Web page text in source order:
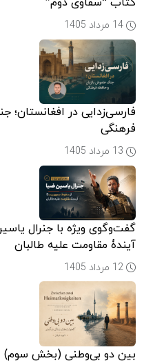
فارسی‌زدایی در افغانستان؛
فرهنگی
گفت‌وگوی ویژه با جنرال
آیندۀ مقاومت علیه طالبان
بین دو بی‌وطنی (بخش سوم)